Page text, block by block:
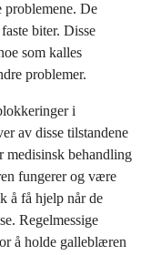
problemene. De
biter. Disse
som kalles
problemer.
i
av disse tilstandene
medisinsk behandling
fungerer og være
å få hjelp når de
Regelmessige
å holde galleblæren